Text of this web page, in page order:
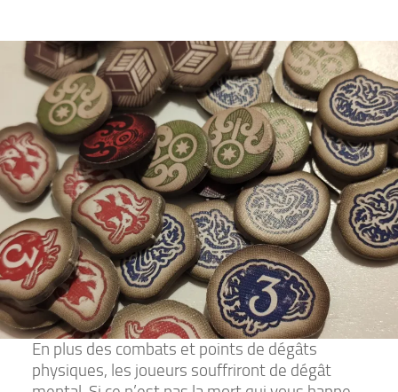
En plus des combats et points de dégâts
physiques, les joueurs souffriront de dégât